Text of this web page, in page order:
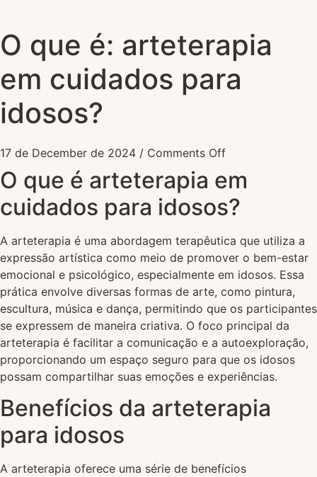
O que é: arteterapia
em cuidados para
idosos?
17 de December de 2024 / Comments Off
O que é arteterapia em
cuidados para idosos?
A arteterapia é uma abordagem terapêutica que utiliza a
expressão artística como meio de promover o bem-estar
emocional e psicológico, especialmente em idosos. Essa
prática envolve diversas formas de arte, como pintura,
escultura, música e dança, permitindo que os participantes
se expressem de maneira criativa. O foco principal da
arteterapia é facilitar a comunicação e a autoexploração,
proporcionando um espaço seguro para que os idosos
possam compartilhar suas emoções e experiências.
Benefícios da arteterapia
para idosos
A arteterapia oferece uma série de benefícios